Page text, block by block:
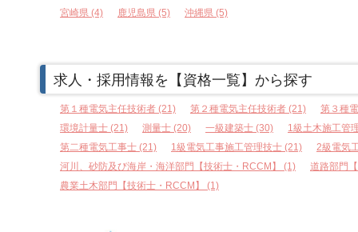
宮崎県 (4)
鹿児島県 (5) 沖縄県 (5)
求人・採用情報を【資格一覧】から探す
第１種電気主任技術者 (21) 第２種電気主任技術者 (21)
第３種
環境計量士 (21)
測量士 (20) 一級建築士 (30)
1級土木施工管
第二種電気工事士 (21)
1級電気工事施工管理技士 (21)
2級電気
河川、砂防及び海岸・海洋部門【技術士・RCCM】 (1)
道路部門
農業土木部門【技術士・RCCM】 (1)